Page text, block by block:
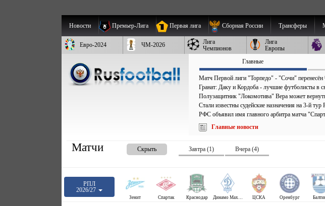
Новости Премьер-Лига Первая лига Сборная России Трансферы
Евро-2024 ЧМ-2026
Лига
Чемпионов
Лига
Европы
Главные
Матч Первой лиги "Торпедо" - "Сочи" перенесён
Гранат: Даку и Кордоба - лучшие футболисты в
Полузащитник "Локомотива" Вера может
Стали известны судейские назначения на 3-й
РФС объявил имя главного арбитра матча
Главные новости
Матчи Скрыть Завтра (1) Вчера (4)
РПЛ
2026/27
Зенит Спартак Краснодар Динамо Махачкала ЦСКА Оренбург